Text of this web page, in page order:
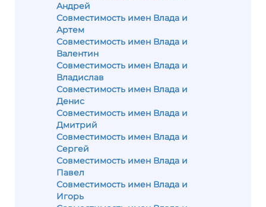
Андрей
Совместимость имен Влада и
Артем
Совместимость имен Влада и
Валентин
Совместимость имен Влада и
Владислав
Совместимость имен Влада и
Денис
Совместимость имен Влада и
Дмитрий
Совместимость имен Влада и
Сергей
Совместимость имен Влада и
Павел
Совместимость имен Влада и
Игорь